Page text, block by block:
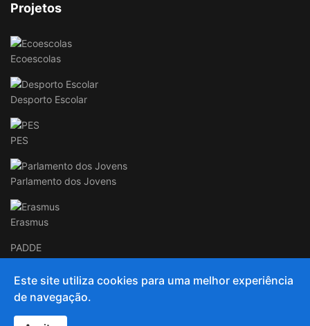
Projetos
Ecoescolas
Desporto Escolar
PES
Parlamento dos Jovens
Erasmus
PADDE
Este site utiliza cookies para uma melhor experiência
de navegação.